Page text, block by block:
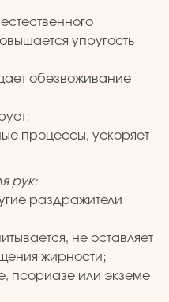
упругость
обезвоживание
процессы, ускоряет
рук:
раздражители
не оставляет
жирности;
псориазе или экземе